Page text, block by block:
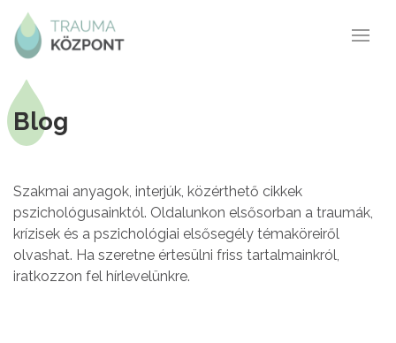
Blog
Szakmai anyagok, interjúk, közérthető cikkek
pszichológusainktól. Oldalunkon elsősorban a traumák,
krízisek és a pszichológiai elsősegély témaköreiről
olvashat. Ha szeretne értesülni friss tartalmainkról,
iratkozzon fel hírlevelünkre.